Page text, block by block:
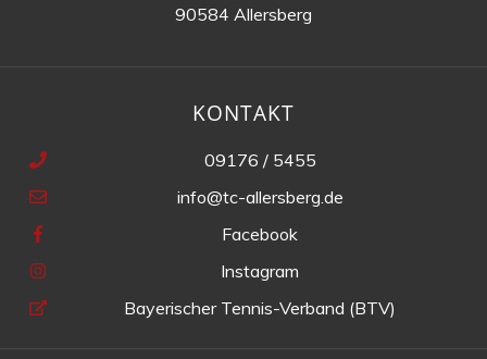
90584 Allersberg
KONTAKT
09176 / 5455
info@tc-allersberg.de
Facebook
Instagram
Bayerischer Tennis-Verband (BTV)